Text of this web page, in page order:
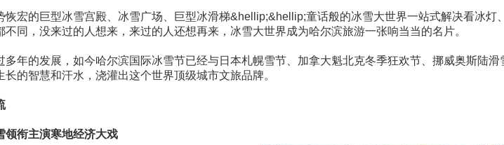
恢宏的巨型冰雪宫殿、冰雪广场、巨型冰滑梯&hellip;&hellip;童话般的冰雪大世界一站式解决看冰
不同，没来过的人想来，来过的人还想再来，冰雪大世界成为哈尔滨旅游一张响当当的名片。
多年的发展，如今哈尔滨国际冰雪节已经与日本札幌雪节、加拿大魁北克冬季狂欢节、挪威奥斯陆
长的智慧和汗水，浇灌出这个世界顶级城市文旅品牌。
领衔主演寒地经济大戏